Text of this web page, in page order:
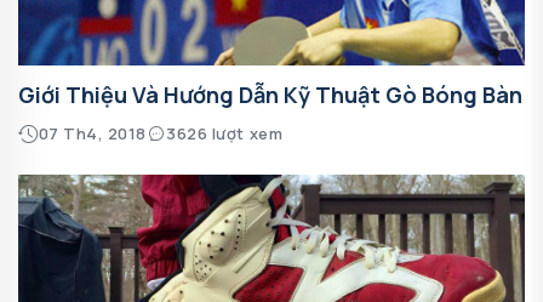
Giới Thiệu Và Hướng Dẫn Kỹ Thuật Gò Bóng Bàn
07 Th4, 2018 3626 lượt xem